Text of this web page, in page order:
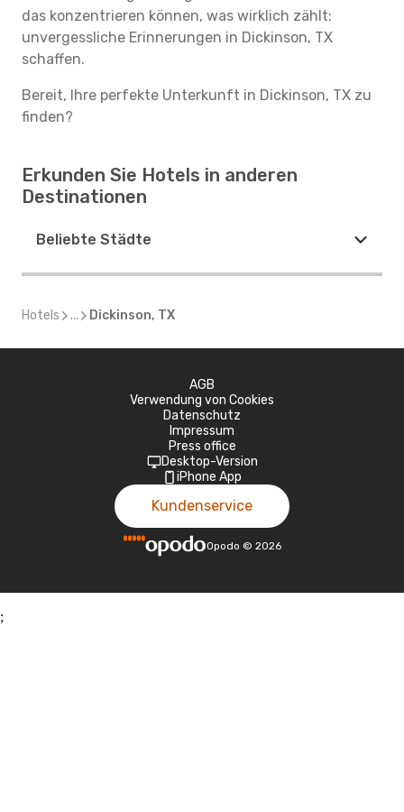
das konzentrieren können, was wirklich zählt:
unvergessliche Erinnerungen in Dickinson, TX
schaffen.
Bereit, Ihre perfekte Unterkunft in Dickinson, TX zu
finden?
Erkunden Sie Hotels in anderen
Destinationen
Beliebte Städte
Hotels ... Dickinson, TX
AGB
Verwendung von Cookies
Datenschutz
Impressum
Press office
Desktop-Version
iPhone App
Kundenservice
Opodo © 2026
;